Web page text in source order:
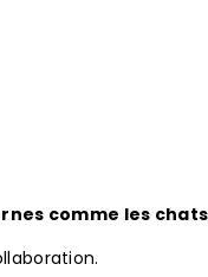
comme les chats